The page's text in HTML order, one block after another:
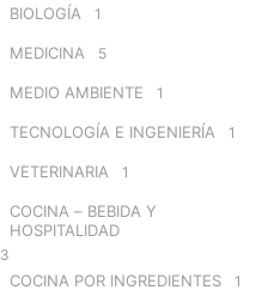
BIOLOGÍA 1
MEDICINA 5
MEDIO AMBIENTE 1
TECNOLOGÍA E INGENIERÍA 1
VETERINARIA 1
COCINA – BEBIDA Y
HOSPITALIDAD
3
COCINA POR INGREDIENTES 1